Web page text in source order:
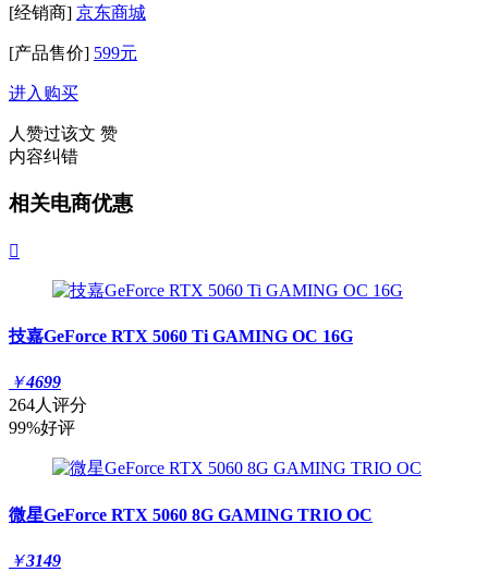
[经销商] 京东商城
[产品售价] 599元
进入购买
人赞过该文 赞
内容纠错
相关电商优惠

技嘉GeForce RTX 5060 Ti GAMING OC 16G
￥4699
264人评分
99%好评
微星GeForce RTX 5060 8G GAMING TRIO OC
￥3149